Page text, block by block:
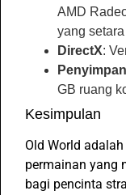
AMD
yang setara
DirectX:
GB ruang
Kesimpulan
Old World adalah
permainan yang
bagi pencinta